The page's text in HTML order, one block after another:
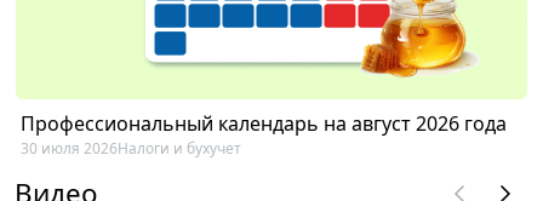
Профессиональный календарь на август 2026 года
30 июля 2026Налоги и бухучет
Видео